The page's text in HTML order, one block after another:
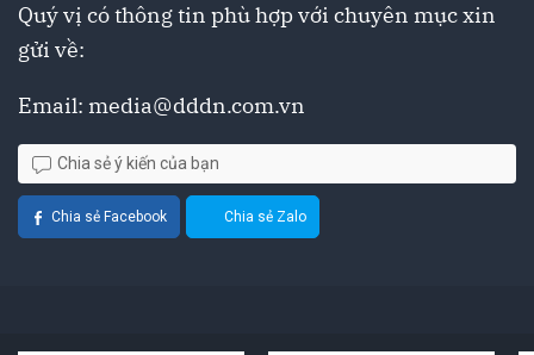
Quý vị có thông tin phù hợp với chuyên mục xin
gửi về:
Email: media@dddn.com.vn
Chia sẻ ý kiến của bạn
Chia sẻ Facebook Chia sẻ Zalo